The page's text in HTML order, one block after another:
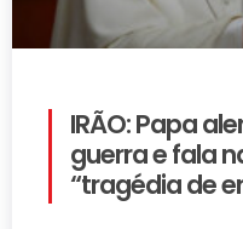
IRÃO: Papa
guerra e fala
“tragédia de